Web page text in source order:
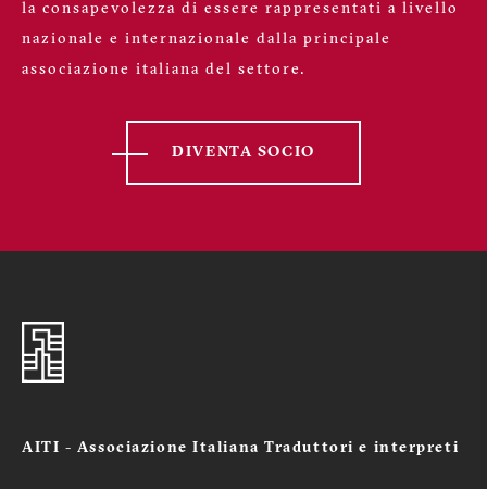
la consapevolezza di essere rappresentati a livello
nazionale e internazionale dalla principale
associazione italiana del settore.
DIVENTA SOCIO
AITI - Associazione Italiana Traduttori e interpreti